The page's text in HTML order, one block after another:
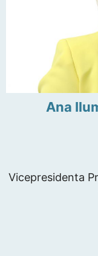
Ana
Vicepresidenta